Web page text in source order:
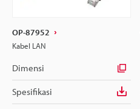
OP-87952
Kabel LAN
Dimensi
Spesifikasi